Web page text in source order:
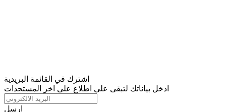
اشترك في القائمة البريدية
ادخل بياناتك لتبقى على اطلاع على اخر المستجدات
ارسل